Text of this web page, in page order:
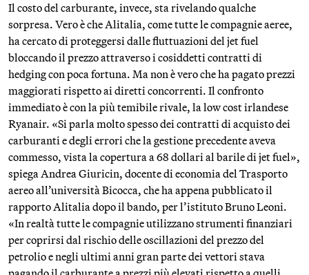
Il costo del carburante, invece, sta rivelando qualche
sorpresa. Vero è che Alitalia, come tutte le compagnie aeree,
ha cercato di proteggersi dalle fluttuazioni del jet fuel
bloccando il prezzo attraverso i cosiddetti contratti di
hedging con poca fortuna. Ma non è vero che ha pagato prezzi
maggiorati rispetto ai diretti concorrenti. Il confronto
immediato è con la più temibile rivale, la low cost irlandese
Ryanair. «Si parla molto spesso dei contratti di acquisto dei
carburanti e degli errori che la gestione precedente aveva
commesso, vista la copertura a 68 dollari al barile di jet fuel»,
spiega Andrea Giuricin, docente di economia del Trasporto
aereo all’università Bicocca, che ha appena pubblicato il
rapporto Alitalia dopo il bando, per l’istituto Bruno Leoni.
«In realtà tutte le compagnie utilizzano strumenti finanziari
per coprirsi dal rischio delle oscillazioni del prezzo del
petrolio e negli ultimi anni gran parte dei vettori stava